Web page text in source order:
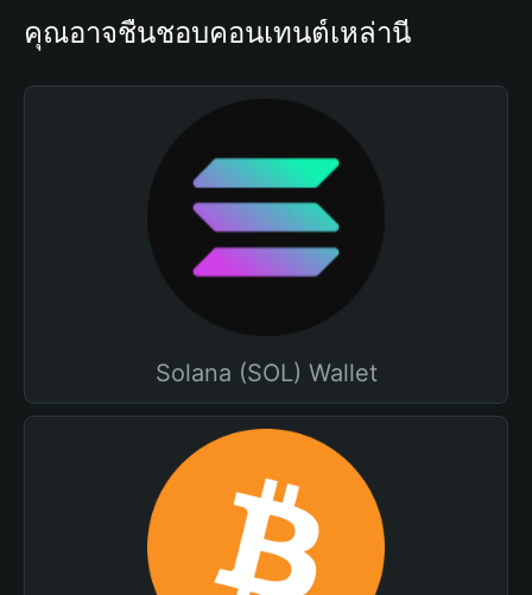
คุณอาจชื่นชอบคอนเทนต์เหล่านี้
Solana (SOL) Wallet